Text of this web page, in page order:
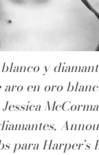
y
aro en oro
para Harper’s